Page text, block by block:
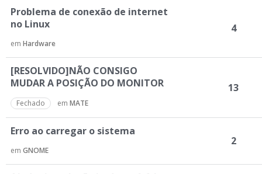
Problema de conexão de internet
no Linux
em Hardware
4
[RESOLVIDO]NÃO CONSIGO
MUDAR A POSIÇÃO DO MONITOR
Fechado em MATE
13
Erro ao carregar o sistema
em GNOME
2